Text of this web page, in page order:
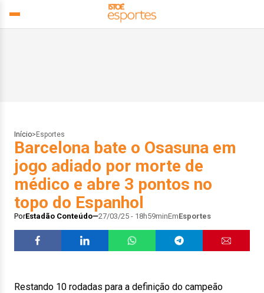
Início> Esportes
Barcelona bate o Osasuna em
jogo adiado por morte de
médico e abre 3 pontos no
topo do Espanhol
PorEstadão Conteúdo 27/03/25 - 18h59minEmEsportes
Restando 10 rodadas para a definição do campeão